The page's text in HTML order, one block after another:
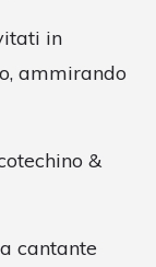
in
ammirando
&
cantante